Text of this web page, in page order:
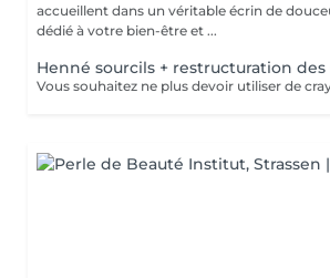
accueillent dans un véritable écrin de
dédié à votre bien-être et ...
Henné sourcils + restructuration des